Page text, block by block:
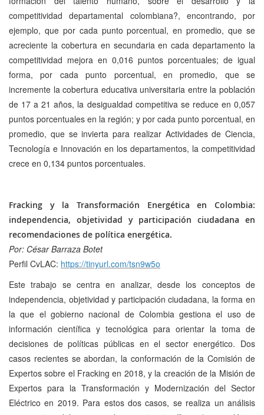
competitividad departamental colombiana?, encontrando, por
ejemplo, que por cada punto porcentual, en promedio, que se
acreciente la cobertura en secundaria en cada departamento la
competitividad mejora en 0,016 puntos porcentuales; de igual
forma, por cada punto porcentual, en promedio, que se
incremente la cobertura educativa universitaria entre la población
de 17 a 21 años, la desigualdad competitiva se reduce en 0,057
puntos porcentuales en la región; y por cada punto porcentual, en
promedio, que se invierta para realizar Actividades de Ciencia,
Tecnología e Innovación en los departamentos, la competitividad
crece en 0,134 puntos porcentuales.
Fracking y la Transformación Energética en Colombia:
independencia, objetividad y participación ciudadana en
recomendaciones de política energética.
Por: César Barraza Botet
Perfil CvLAC: https://tinyurl.com/tsn9w5o
Este trabajo se centra en analizar, desde los conceptos de
independencia, objetividad y participación ciudadana, la forma en
la que el gobierno nacional de Colombia gestiona el uso de
información científica y tecnológica para orientar la toma de
decisiones de políticas públicas en el sector energético. Dos
casos recientes se abordan, la conformación de la Comisión de
Expertos sobre el Fracking en 2018, y la creación de la Misión de
Expertos para la Transformación y Modernización del Sector
Eléctrico en 2019. Para estos dos casos, se realiza un análisis